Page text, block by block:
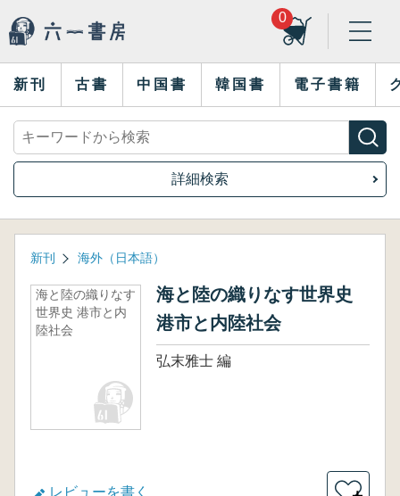
0
新刊 古書 中国書 韓国書 電子書籍
詳細検索
新刊 海外（日本語）
海と陸の織りなす
世界史 港市と内
陸社会
海と陸の織りなす世界史
港市と内陸社会
弘末雅士 編
レビューを書く